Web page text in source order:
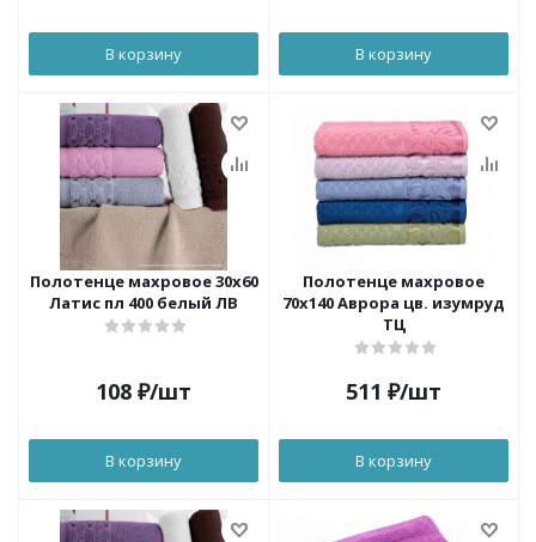
В корзину В корзину
Полотенце махровое 30х60
Латис пл 400 белый ЛВ
108 ₽/шт
В корзину
Полотенце махровое
70х140 Аврора цв. изумруд
ТЦ
511 ₽/шт
В корзину